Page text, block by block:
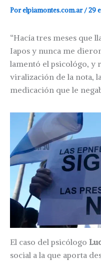
Porelpiamontes.com.ar/29
“Hacía tres meses que
Iapos y nunca me
lamentó el psicológo, y
viralización de la nota,
medicación que le
El caso del psicólogo
social a la que aporta